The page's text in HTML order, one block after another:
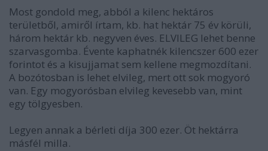
Most gondold meg, abból a kilenc hektáros
területből, amiről írtam, kb. hat hektár 75 év körüli,
három hektár kb. negyven éves. ELVILEG lehet benne
szarvasgomba. Évente kaphatnék kilencszer 600 ezer
forintot és a kisujjamat sem kellene megmozdítani.
A bozótosban is lehet elvileg, mert ott sok mogyoró
van. Egy mogyorósban elvileg kevesebb van, mint
egy tölgyesben.
Legyen annak a bérleti díja 300 ezer. Öt hektárra
másfél milla.